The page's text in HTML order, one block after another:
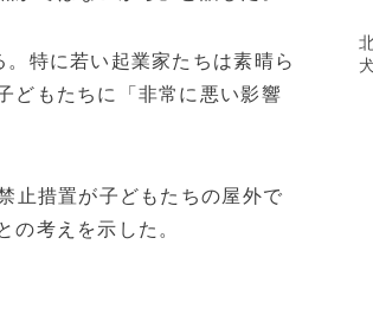
特に若い起業家たちは素晴ら
どもたちに「非常に悪い影響
止措置が子どもたちの屋外で
の考えを示した。